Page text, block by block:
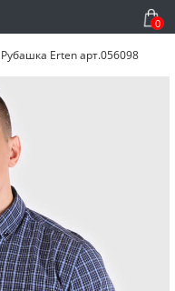
0
Рубашка Erten арт.056098